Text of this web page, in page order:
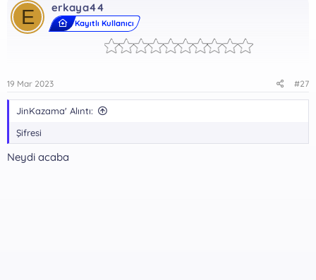
E erkaya44
Kayıtlı Kullanıcı
19 Mar 2023 #27
JinKazama' Alıntı:
Şifresi
Neydi acaba